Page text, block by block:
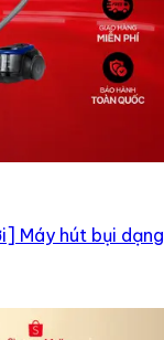
Máy hút bụi